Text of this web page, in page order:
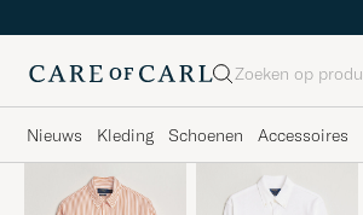
Zoeken
Nieuws Kleding Schoenen Accessoires